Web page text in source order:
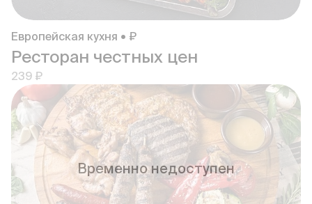
Европейская кухня • ₽
Ресторан честных цен
239 ₽
Временно недоступен